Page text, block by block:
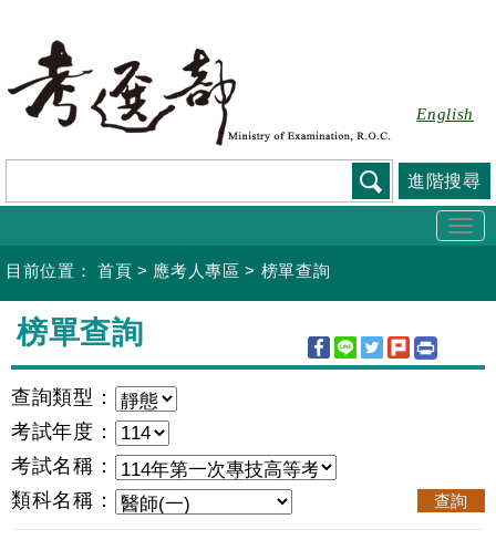
要
容
English
進階搜尋
目前位置： 首頁 > 應考人專區 > 榜單查詢
:::
榜單查詢
查詢類型：
考試年度：
考試名稱：
類科名稱：
查詢